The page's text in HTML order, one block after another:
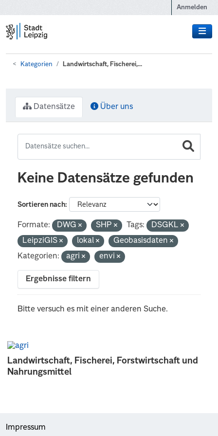
Anmelden
Kategorien Landwirtschaft, Fischerei,...
Landwirtschaft, Fischerei, Forstwirtschaft und
Nahrungsmittel
Datensätze Über uns
Keine Datensätze gefunden
Sortieren nach
Formate: DWG SHP Tags:
DSGKL
LeipziGIS
lokal
Geobasisdaten
Kategorien:
agri envi
Ergebnisse filtern
Bitte versuch es mit einer anderen Suche.
Impressum